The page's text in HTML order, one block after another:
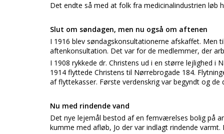
Det endte så med at folk fra medicinalindustrien løb
Slut om søndagen, men nu også om aftenen
I 1916 blev søndagskonsultationerne afskaffet.
aftenkonsultation. Det var for de medlemmer, der
I 1908 rykkede dr. Christens ud i en større lejlighed i
1914 flyttede Christens til Nørrebrogade 184.
af flyttekasser. Første verdenskrig var begyndt og
Nu med rindende vand
Det nye lejemål bestod af en femværelses bolig på
kumme med afløb, Jo der var indlagt rindende